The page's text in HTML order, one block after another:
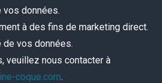
données.
à des fins de marketing direct.
de vos données.
veuillez nous contacter à
coque.com.